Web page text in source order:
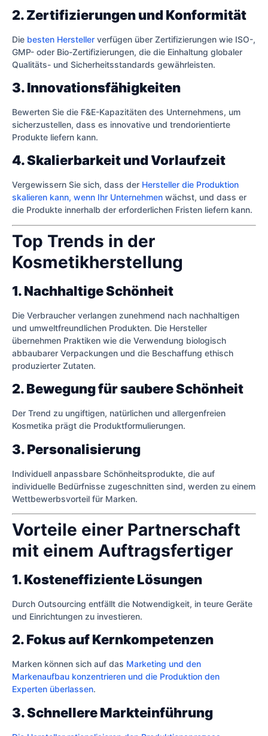
2. Zertifizierungen und Konformität
Die besten Hersteller verfügen über Zertifizierungen wie ISO-,
GMP- oder Bio-Zertifizierungen, die die Einhaltung globaler
Qualitäts- und Sicherheitsstandards gewährleisten.
3. Innovationsfähigkeiten
Bewerten Sie die F&E-Kapazitäten des Unternehmens, um
sicherzustellen, dass es innovative und trendorientierte
Produkte liefern kann.
4. Skalierbarkeit und Vorlaufzeit
Vergewissern Sie sich, dass der Hersteller die Produktion
skalieren kann, wenn Ihr Unternehmen wächst, und dass er
die Produkte innerhalb der erforderlichen Fristen liefern kann.
Top Trends in der
Kosmetikherstellung
1. Nachhaltige Schönheit
Die Verbraucher verlangen zunehmend nach nachhaltigen
und umweltfreundlichen Produkten. Die Hersteller
übernehmen Praktiken wie die Verwendung biologisch
abbaubarer Verpackungen und die Beschaffung ethisch
produzierter Zutaten.
2. Bewegung für saubere Schönheit
Der Trend zu ungiftigen, natürlichen und allergenfreien
Kosmetika prägt die Produktformulierungen.
3. Personalisierung
Individuell anpassbare Schönheitsprodukte, die auf
individuelle Bedürfnisse zugeschnitten sind, werden zu einem
Wettbewerbsvorteil für Marken.
Vorteile einer Partnerschaft
mit einem Auftragsfertiger
1. Kosteneffiziente Lösungen
Durch Outsourcing entfällt die Notwendigkeit, in teure Geräte
und Einrichtungen zu investieren.
2. Fokus auf Kernkompetenzen
Marken können sich auf das Marketing und den
Markenaufbau konzentrieren und die Produktion den
Experten überlassen.
3. Schnellere Markteinführung